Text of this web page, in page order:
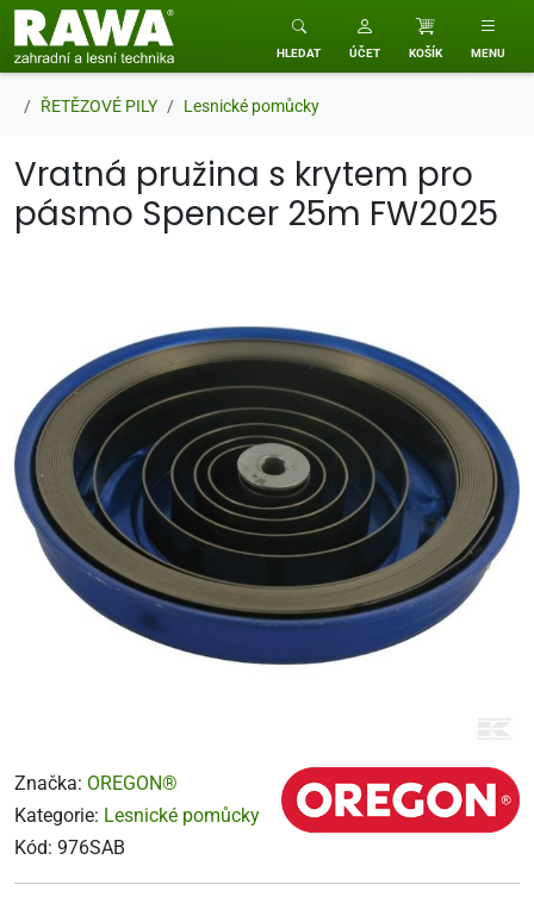
RAWA zahradní a lesní technika
HLEDAT ÚČET KOŠÍK MENU
ŘETĚZOVÉ PILY Lesnické pomůcky
Vratná pružina s krytem pro
pásmo Spencer 25m FW2025
Značka: OREGON®
Kategorie: Lesnické pomůcky
Kód: 976SAB